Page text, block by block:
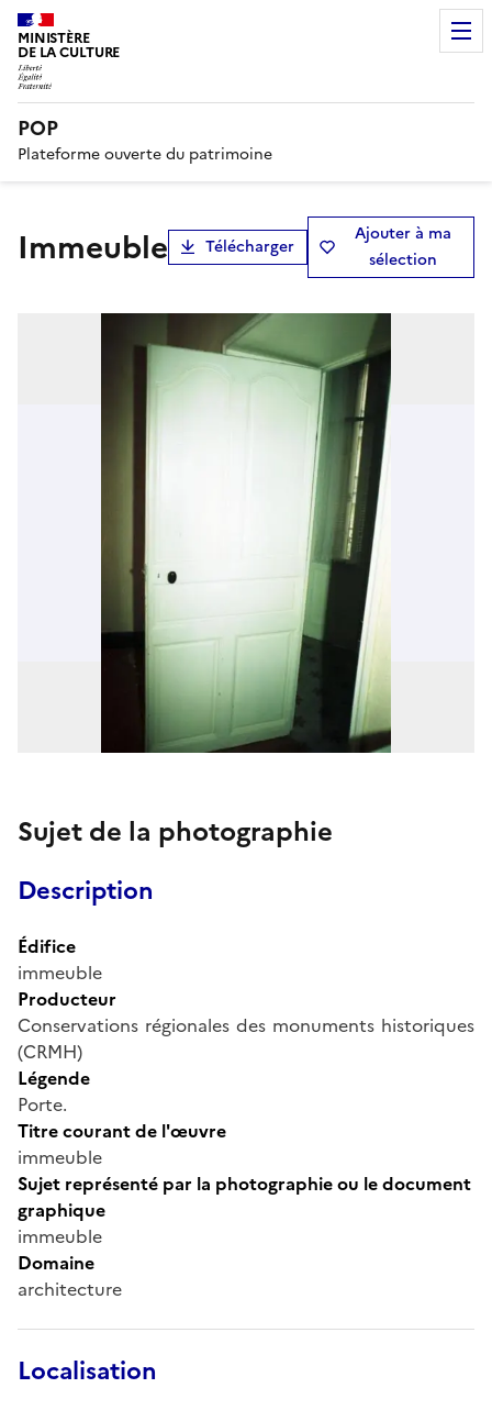
MINISTÈRE
DE LA CULTURE
POP
Plateforme ouverte du patrimoine
immeuble Télécharger
Ajouter à ma
sélection
Sujet de la photographie
Description
Édifice
immeuble
Producteur
Conservations régionales des monuments historiques
(CRMH)
Légende
Porte.
Titre courant de l'œuvre
immeuble
Sujet représenté par la photographie ou le document
graphique
immeuble
Domaine
architecture
Localisation